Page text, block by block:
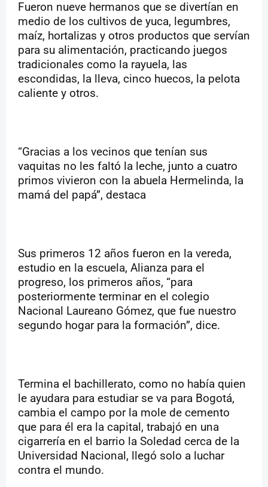
Fueron nueve hermanos que se divertían en
medio de los cultivos de yuca, legumbres,
maíz, hortalizas y otros productos que servían
para su alimentación, practicando juegos
tradicionales como la rayuela, las
escondidas, la lleva, cinco huecos, la pelota
caliente y otros.
“Gracias a los vecinos que tenían sus
vaquitas no les faltó la leche, junto a cuatro
primos vivieron con la abuela Hermelinda, la
mamá del papá”, destaca
Sus primeros 12 años fueron en la vereda,
estudio en la escuela, Alianza para el
progreso, los primeros años, “para
posteriormente terminar en el colegio
Nacional Laureano Gómez, que fue nuestro
segundo hogar para la formación”, dice.
Termina el bachillerato, como no había quien
le ayudara para estudiar se va para Bogotá,
cambia el campo por la mole de cemento
que para él era la capital, trabajó en una
cigarrería en el barrio la Soledad cerca de la
Universidad Nacional, llegó solo a luchar
contra el mundo.